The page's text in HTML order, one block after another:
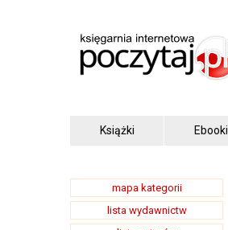
Książki Ebooki
mapa kategorii
lista wydawnictw